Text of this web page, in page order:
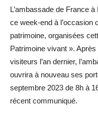
L’ambassade de France
ce week-end à l’occasion
patrimoine, organisées
Patrimoine vivant ». Après
visiteurs l’an dernier,
ouvrira à nouveau ses
septembre 2023 de 8h à
récent communiqué.